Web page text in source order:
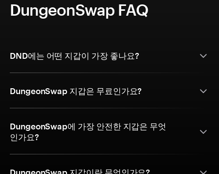
DungeonSwap FAQ
DND에는 어떤 지갑이 가장 좋나요?
DungeonSwap 지갑은 무료인가요?
DungeonSwap에 가장 안전한 지갑은 무엇
인가요?